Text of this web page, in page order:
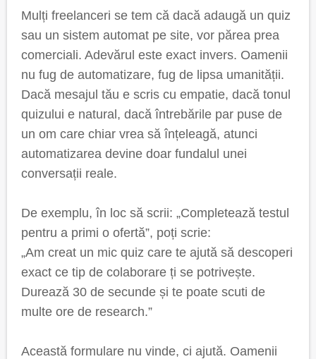
Mulți freelanceri se tem că dacă adaugă un quiz
sau un sistem automat pe site, vor părea prea
comerciali. Adevărul este exact invers. Oamenii
nu fug de automatizare, fug de lipsa umanității.
Dacă mesajul tău e scris cu empatie, dacă tonul
quizului e natural, dacă întrebările par puse de
un om care chiar vrea să înțeleagă, atunci
automatizarea devine doar fundalul unei
conversații reale.
De exemplu, în loc să scrii: „Completează testul
pentru a primi o ofertă”, poți scrie:
„Am creat un mic quiz care te ajută să descoperi
exact ce tip de colaborare ți se potrivește.
Durează 30 de secunde și te poate scuti de
multe ore de research.”
Această formulare nu vinde, ci ajută. Oamenii